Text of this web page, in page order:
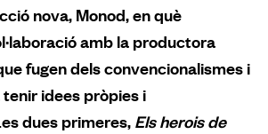
nova, Monod, en què
amb la productora
fugen dels convencionalismes i
idees pròpies i
dues primeres,Els herois de